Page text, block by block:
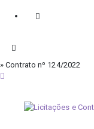
» Contrato nº 124/2022